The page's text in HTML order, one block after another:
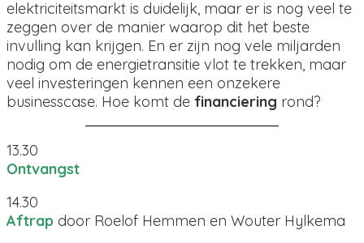
elektriciteitsmarkt is duidelijk, maar er is nog veel te
zeggen over de manier waarop dit het beste
invulling kan krijgen. En er zijn nog vele miljarden
nodig om de energietransitie vlot te trekken, maar
veel investeringen kennen een onzekere
businesscase. Hoe komt de financiering rond?
13.30
Ontvangst
14.30
Aftrap door Roelof Hemmen en Wouter Hylkema